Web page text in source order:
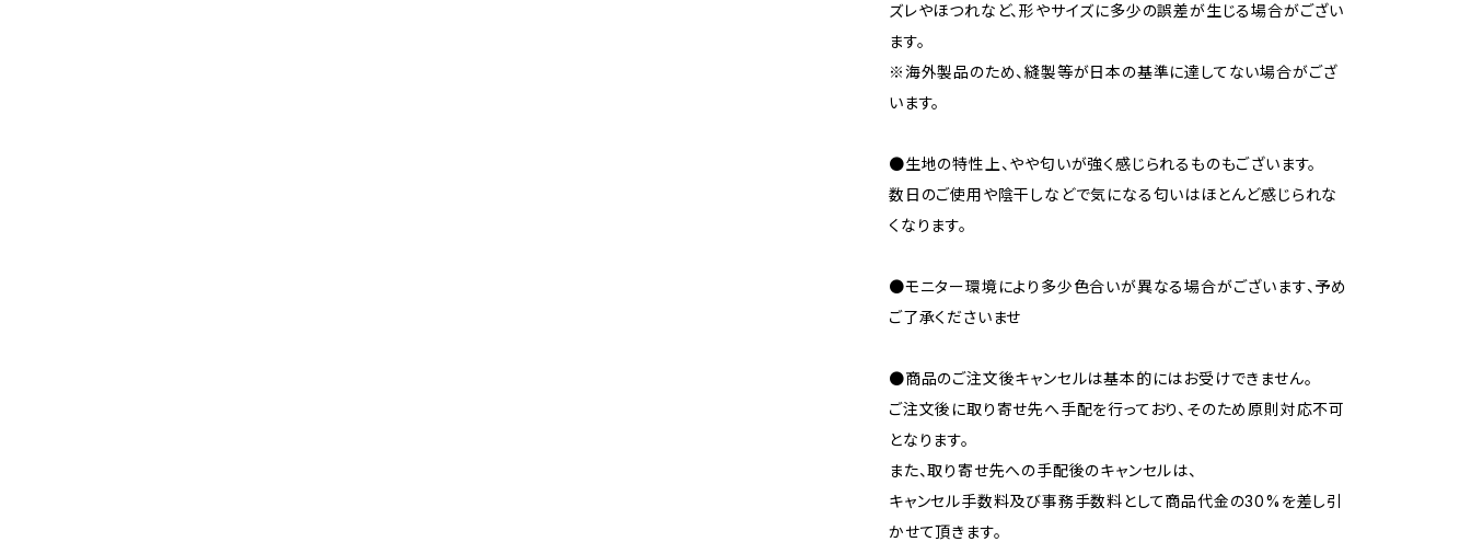
ズレやほつれなど、形やサイズに多少の誤差が生じる場合がござい
ます。
※海外製品のため、縫製等が日本の基準に達してない場合がござ
います。
●生地の特性上、やや匂いが強く感じられるものもございます。
数日のご使用や陰干しなどで気になる匂いはほとんど感じられな
くなります。
●モニター環境により多少色合いが異なる場合がございます、予め
ご了承くださいませ
●商品のご注文後キャンセルは基本的にはお受けできません。
ご注文後に取り寄せ先へ手配を行っており、そのため原則対応不可
となります。
また、取り寄せ先への手配後のキャンセルは、
キャンセル手数料及び事務手数料として商品代金の30%を差し引
かせて頂きます。